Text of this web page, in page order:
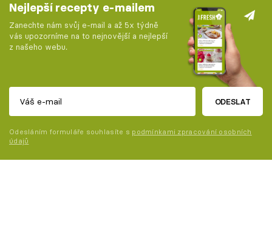
Nejlepší recepty e-mailem
Zanechte nám svůj e-mail a až 5x týdně
vás upozorníme na to nejnovější a nejlepší
z našeho webu.
ODESLAT
Odesláním formuláře souhlasíte s podmínkami zpracování osobních
údajů